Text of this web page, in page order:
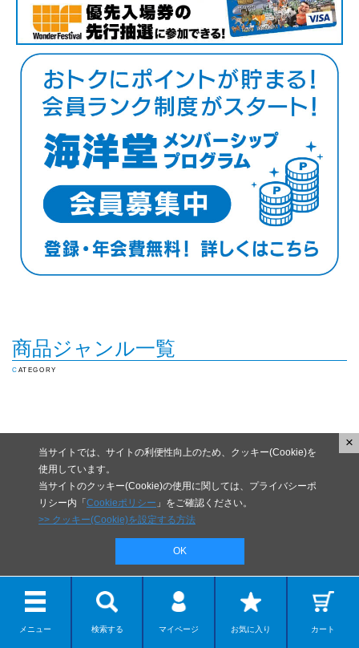
商品ジャンル一覧
CATEGORY
メニュー 検索する マイページ お気に入り カート
当サイトでは、サイトの利便性向上のため、クッキー(Cookie)を
使用しています。
当サイトのクッキー(Cookie)の使用に関しては、プライバシーポ
リシー内「 Cookieポリシー 」をご確認ください。
>> クッキー(Cookie)を設定する方法
OK
×